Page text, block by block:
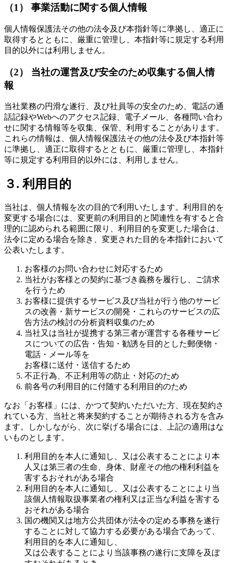
（1） 事業活動に関する個人情報
個人情報保護法その他の法令及び本指針等に準拠し、適正に
取得するとともに、厳重に管理し、本指針等に規定する利用
目的以外には利用しません。
（2） 当社の運営及び安全のため収集する個人情
報
当社業務の円滑な遂行、及び社員等の安全のため、電話の通
話記録やWebへのアクセス記録、電子メール、各種問い合わ
せに関する情報等を収集、保管、利用することがあります。
これらの情報は、個人情報保護法その他の法令及び本指針等
に準拠し、適正に取得するとともに、厳重に管理し、本指針
等に規定する利用目的以外には、利用しません。
３. 利用目的
当社は、個人情報を次の目的で利用いたします。利用目的を
変更する場合には、変更前の利用目的と関連性を有すると合
理的に認められる範囲に限り、利用目的を変更した場合は、
法令に定める場合を除き、変更された目的を本指針において
公表いたします。
お客様のお問い合わせに対応するため
当社がお客様との契約に基づき義務を履行し、ご請求
を行うため
お客様に提供するサービス及び当社が行う他のサービ
スの改善・新サービスの開発・これらのサービスの広
告方法の検討の分析資料収集のため
当社又は当社が提携する第三者が運営する各種サービ
スについての広告・告知・勧誘を目的とした郵便物・
電話・メール等を
お客様に送付・送信するため
不正行為、不正利用等の防止・対応のため
前各号の利用目的に付随する利用目的のため
なお「お客様」には、かつて契約いただいた方、現在契約さ
れている方、当社と将来契約することが期待される方を含み
ます。しかしながら、次に挙げる場合には、上記の適用はな
いものとします。
利用目的を本人に通知し、又は公表することにより本
人又は第三者の生命、身体、財産その他の権利利益を
害するおそれがある場合
利用目的を本人に通知し、又は公表することにより当
該個人情報取扱事業者の権利又は正当な利益を害する
おそれがある場合
国の機関又は地方公共団体が法令の定める事務を遂行
することに対して協力する必要がある場合であって、
利用目的を本人に通知し、
又は公表することにより当該事務の遂行に支障を及ぼ